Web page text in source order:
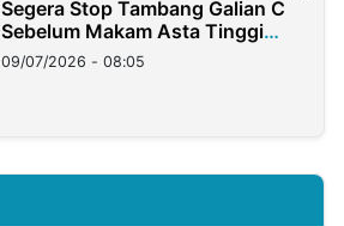
Segera Stop Tambang Galian C
Sebelum Makam Asta Tinggi
Longsor
09/07/2026 - 08:05